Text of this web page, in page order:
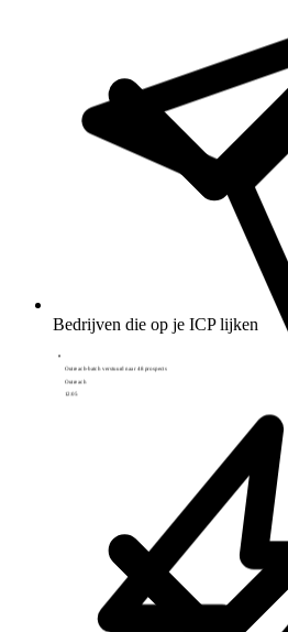
Bedrijven die op je ICP lijken